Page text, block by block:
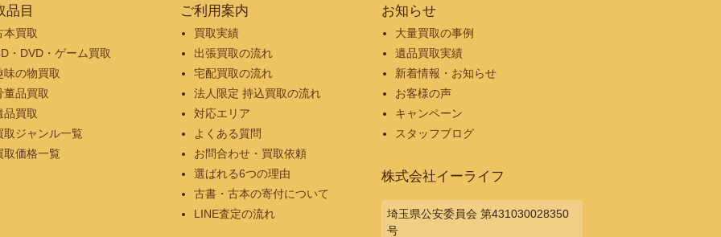
品目
本買取
・DVD・ゲーム買取
味の物買取
董品買取
品買取
取ジャンル一覧
取価格一覧
ご利用案内
買取実績
出張買取の流れ
宅配買取の流れ
法人限定 持込買取の流れ
対応エリア
よくある質問
お問合わせ・買取依頼
選ばれる6つの理由
古書・古本の寄付について
LINE査定の流れ
お知らせ
大量買取の事例
遺品買取実績
新着情報・お知らせ
お客様の声
キャンペーン
スタッフブログ
株式会社イーライフ
埼玉県公安委員会 第431030028350
号